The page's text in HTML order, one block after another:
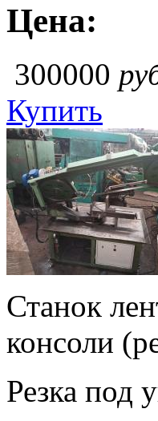
Цена:
300000
Купить
Станок
консоли
Резка под